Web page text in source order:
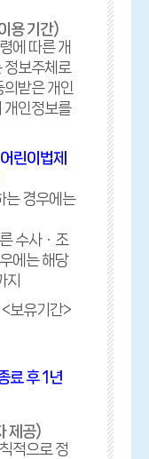
용 기간)
에 따른 개
정보주체로
의받은 개인
개인정보를
린이법제
는 경우에는
수사ㆍ조
에는 해당
지
보유기간>
료 후 1년
제공)
적으로 정